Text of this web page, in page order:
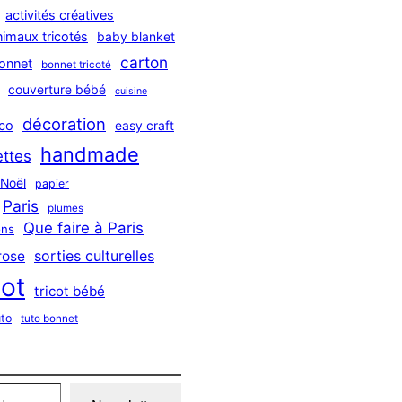
activités créatives
tricotés baby blanket
bonnet tricoté carton
couverture bébé cuisine
décoration easy craft
handmade
Noël papier
Paris plumes
Que faire à Paris
sorties culturelles
tricot bébé
tuto bonnet